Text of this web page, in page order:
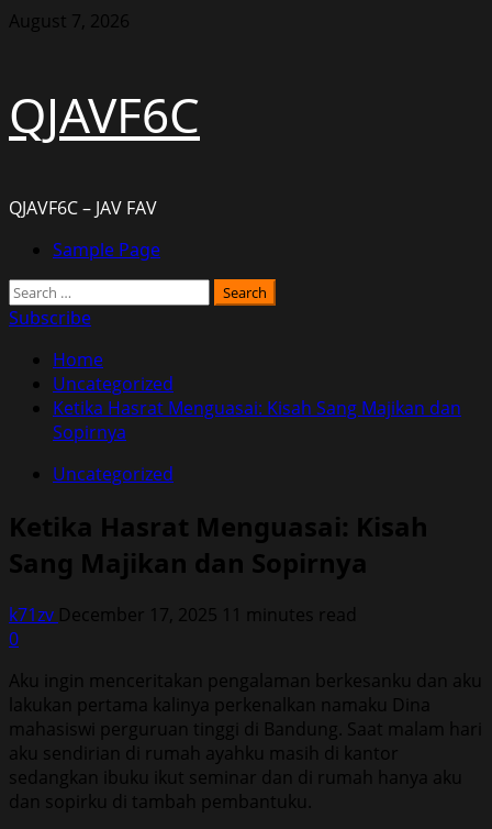
Skip
August 7, 2026
QJAVF6C
QJAVF6C – JAV FAV
PrimarySample Page
Search
for:
Subscribe
Home
Uncategorized
Ketika Hasrat Menguasai: Kisah Sang Majikan dan
Sopirnya
Uncategorized
Ketika Hasrat Menguasai: Kisah
Sang Majikan dan Sopirnya
k71zv December 17, 2025 11 minutes read
0
Aku ingin menceritakan pengalaman berkesanku dan aku
lakukan pertama kalinya perkenalkan namaku Dina
mahasiswi perguruan tinggi di Bandung. Saat malam hari
aku sendirian di rumah ayahku masih di kantor
sedangkan ibuku ikut seminar dan di rumah hanya aku
dan sopirku di tambah pembantuku.